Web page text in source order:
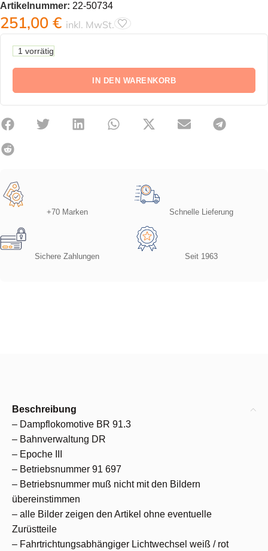
Artikelnummer: 22-50734
251,00 € inkl. MwSt.
1 vorrätig
IN DEN WARENKORB
+70 Marken Schnelle Lieferung
Sichere Zahlungen Seit 1963
Beschreibung
– Dampflokomotive BR 91.3
– Bahnverwaltung DR
– Epoche III
– Betriebsnummer 91 697
– Betriebsnummer muß nicht mit den Bildern
übereinstimmen
– alle Bilder zeigen den Artikel ohne eventuelle
Zurüstteile
– Fahrtrichtungsabhängiger Lichtwechsel weiß / rot